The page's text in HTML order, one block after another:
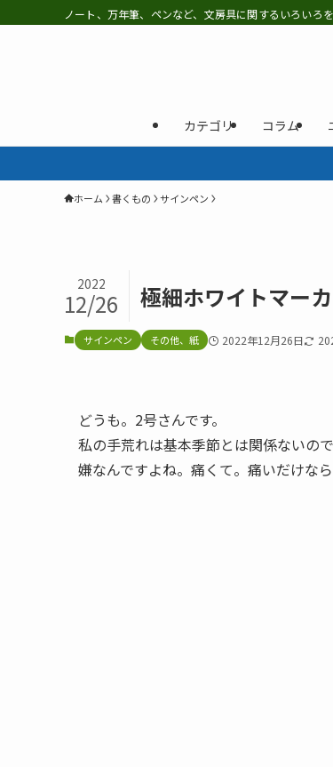
ノート、万年筆、ペンなど、文房具に関するいろいろ
カテゴリ コラム
ホーム 書くもの サインペン
極細ホワイトマー
2022
12/26
サインペン その他、紙 2022年12月26日
どうも。2号さんです。
私の手荒れは基本季節とは関係ないの
嫌なんですよね。痛くて。痛いだけな